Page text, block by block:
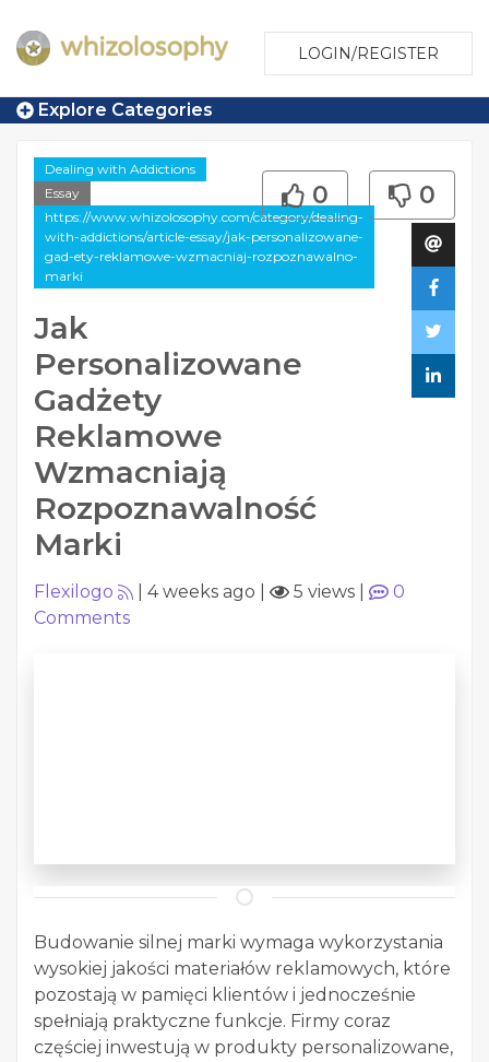
LOGIN/REGISTER
Explore Categories
Dealing with Addictions
Essay
https://www.whizolosophy.com/category/dealing-
with-addictions/article-essay/jak-personalizowane-
gad-ety-reklamowe-wzmacniaj-rozpoznawalno-
marki
Jak
Personalizowane
Gadżety
Reklamowe
Wzmacniają
Rozpoznawalność
Marki
0 0
Flexilogo 4 weeks ago 5 views
0
Comments
Budowanie silnej marki wymaga wykorzystania
wysokiej jakości materiałów reklamowych, które
pozostają w pamięci klientów i jednocześnie
spełniają praktyczne funkcje. Firmy coraz
częściej inwestują w produkty personalizowane,